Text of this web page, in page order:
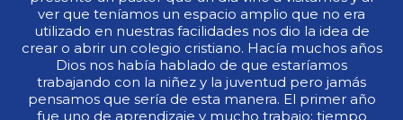
ver que teníamos un espacio amplio que no era
utilizado en nuestras facilidades nos dio la idea de
crear o abrir un colegio cristiano. Hacía muchos años
Dios nos había hablado de que estaríamos
trabajando con la niñez y la juventud pero jamás
pensamos que sería de esta manera. El primer año
fue uno de aprendizaje y mucho trabajo; tiempo